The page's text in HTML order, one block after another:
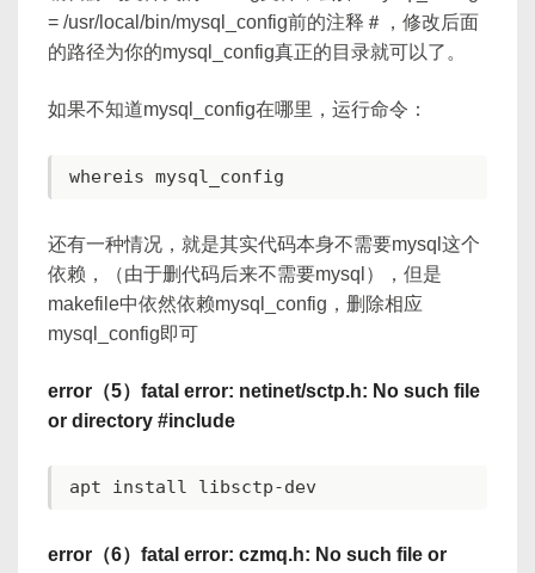
= /usr/local/bin/mysql_config前的注释＃，修改后面
的路径为你的mysql_config真正的目录就可以了。
如果不知道mysql_config在哪里，运行命令：
还有一种情况，就是其实代码本身不需要mysql这个
依赖，（由于删代码后来不需要mysql），但是
makefile中依然依赖mysql_config，删除相应
mysql_config即可
error（5）fatal error: netinet/sctp.h: No such file
or directory #include
error（6）fatal error: czmq.h: No such file or